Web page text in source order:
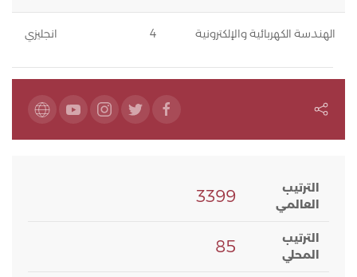
الهندسة الكهربائية والإلكترونية 4 انجليزي
الترتيب
العالمي
3399
الترتيب
المحلي
85